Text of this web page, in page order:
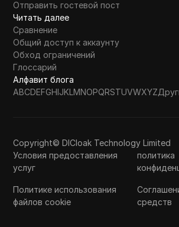
Отправить гостевой пост
Читать далее
Сравнение
Общий доступ к аккаунту
Обход ограничений
Глоссарий
Алфавит блога
ABCDEFGHIJKLMNOPQRSTUVWXYZ
Copyright© DICloak Technology Limited
Условия предоставления
услуг
политика
Политике использования
файлов cookie
средств